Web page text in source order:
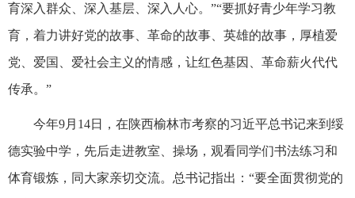
育深入群众、深入基层、深入人心。”“要抓好青少年学习教
育，着力讲好党的故事、革命的故事、英雄的故事，厚植爱
党、爱国、爱社会主义的情感，让红色基因、革命薪火代代
传承。”
今年9月14日，在陕西榆林市考察的习近平总书记来到绥
德实验中学，先后走进教室、操场，观看同学们书法练习和
体育锻炼，同大家亲切交流。总书记指出：“要全面贯彻党的